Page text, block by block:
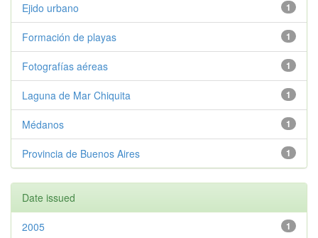
1
Ejido urbano
1
Formación de playas
1
Fotografías aéreas
1
Laguna de Mar Chiquita
1
Médanos
1
Provincia de Buenos Aires
Date issued
1
2005